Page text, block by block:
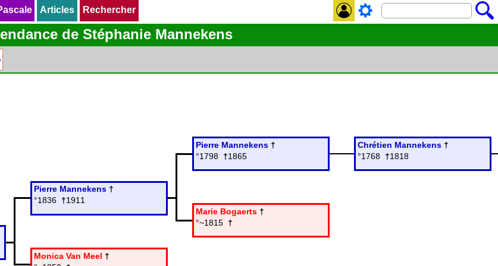
Articles Rechercher
de Stéphanie Mannekens
Monica Van Meel †
Pierre Mannekens †
°1836 †1911
Marie Bogaerts †
°~1815 †
Pierre Mannekens †
°1798 †1865
Chrétien Mannekens †
°1768 †1818
Articles Rechercher